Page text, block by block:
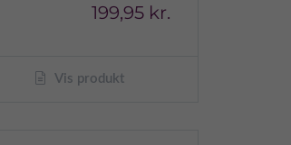
199,95 kr.
Vis produkt